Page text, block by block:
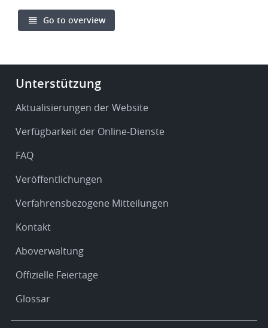
Go to overview
Footer
Service
support
Unterstützung
Aktualisierungen der Website
Verfügbarkeit der Online-Dienste
FAQ
Veröffentlichungen
Verfahrensbezogene Mitteilungen
Kontakt
Aboverwaltung
Offizielle Feiertage
Glossar